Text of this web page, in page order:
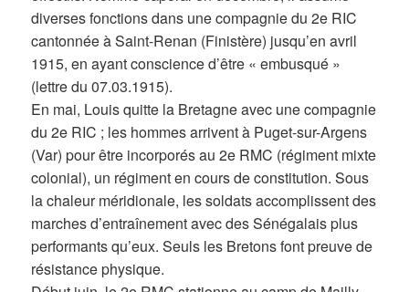
diverses fonctions dans une compagnie du 2e RIC
cantonnée à Saint-Renan (Finistère) jusqu’en avril
1915, en ayant conscience d’être « embusqué »
(lettre du 07.03.1915).
En mai, Louis quitte la Bretagne avec une compagnie
du 2e RIC ; les hommes arrivent à Puget-sur-Argens
(Var) pour être incorporés au 2e RMC (régiment mixte
colonial), un régiment en cours de constitution. Sous
la chaleur méridionale, les soldats accomplissent des
marches d’entraînement avec des Sénégalais plus
performants qu’eux. Seuls les Bretons font preuve de
résistance physique.